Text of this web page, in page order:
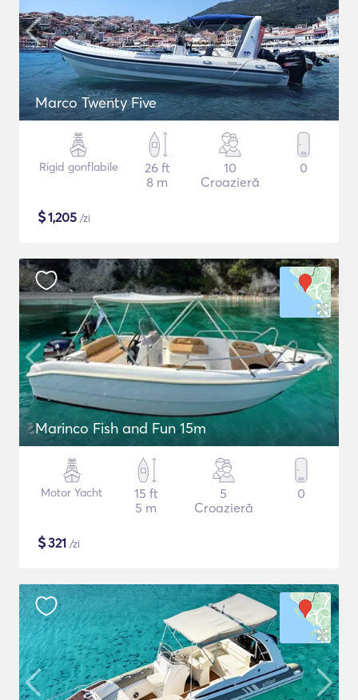
Marco Twenty Five
Rigid gonflabile
26 ft
8 m
10
Croazieră
0
$1,205 /zi
Marinco Fish and Fun 15m
Motor Yacht
15 ft
5 m
5
Croazieră
0
$321 /zi